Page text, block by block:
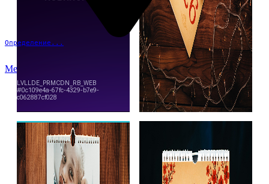
Определение...
Меню